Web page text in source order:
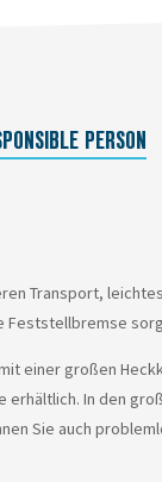
PERSON
Transport,
Feststellbremse
einer großen
In den
Sie auch